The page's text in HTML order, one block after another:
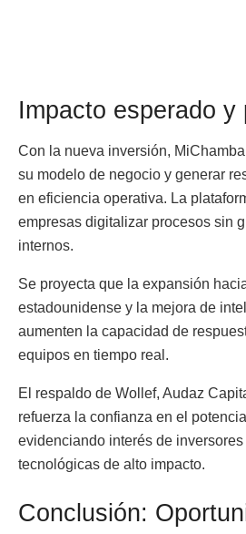
Impacto esperado y
Con la nueva inversión,
su modelo de negocio y generar
en eficiencia operativa. La
empresas digitalizar procesos sin
internos.
Se proyecta que la expansión
estadounidense y la mejora de
aumenten la capacidad de
equipos en tiempo real.
El respaldo de Wollef, Audaz
refuerza la confianza en el
evidenciando interés de
tecnológicas de alto impacto.
Conclusión: